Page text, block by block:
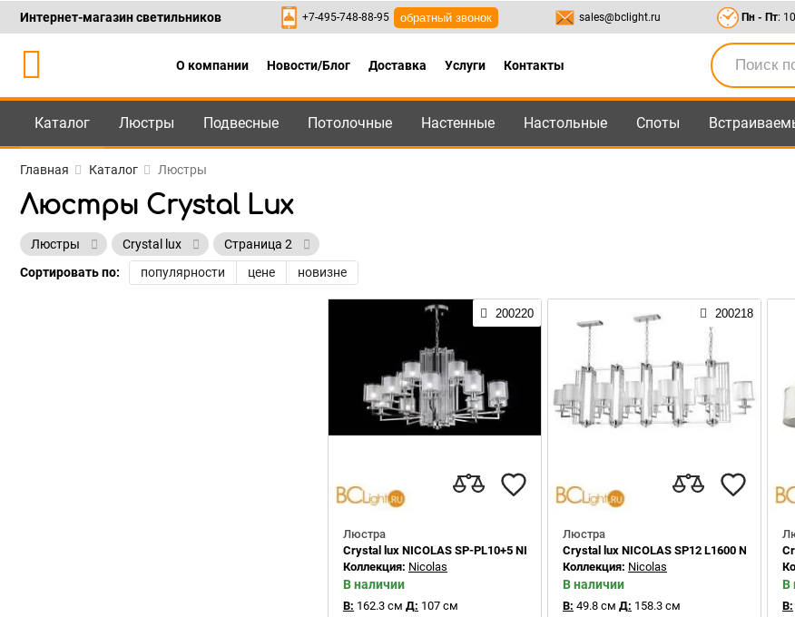
Каталог +7-495-748-88-95 ,8-800-550-95-45 sales@bclight.ru
Интернет-магазин светильников +7-495-748-88-95 обратный звонок sales@bclight.ru Пн - Пт:
О компании Новости/Блог Доставка Услуги Контакты
Каталог Люстры Подвесные Потолочные Настенные Настольные Споты
Главная Каталог Люстры
Люстры Crystal Lux
Люстры Crystal lux
Страница 2
Сортировать по:
популярности цене новизне
200220
Люстра
Crystal lux NICOLAS SP-PL10+5 NICKEL/WHITE
Коллекция: Nicolas
В наличии
В: 162.3 см Д: 107 см
200218
Люстра
Crystal lux NICOLAS SP12 L1600 NICKEL/
Коллекция: Nicolas
В наличии
В: 49.8 см Д: 158.3 см
В
В: